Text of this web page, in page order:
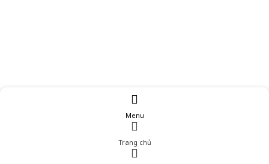
Menu
Trang chủ